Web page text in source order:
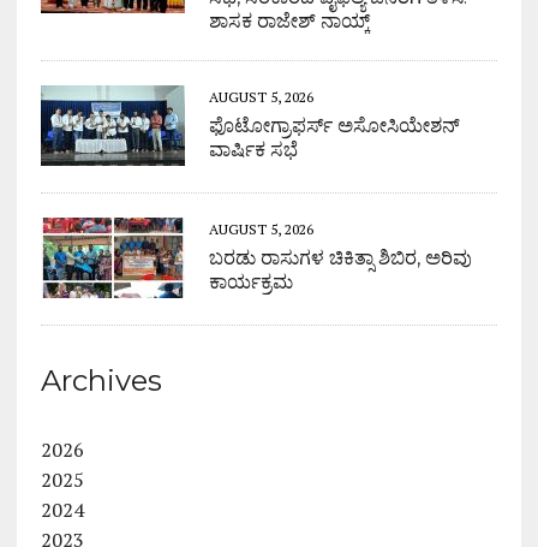
ಶಾಸಕ ರಾಜೇಶ್ ನಾಯ್ಕ್
AUGUST 5, 2026
ಫೊಟೋಗ್ರಾಫರ್ಸ್ ಅಸೋಸಿಯೇಶನ್
ವಾರ್ಷಿಕ ಸಭೆ
AUGUST 5, 2026
ಬರಡು ರಾಸುಗಳ ಚಿಕಿತ್ಸಾ ಶಿಬಿರ, ಅರಿವು
ಕಾರ್ಯಕ್ರಮ
Archives
2026
2025
2024
2023